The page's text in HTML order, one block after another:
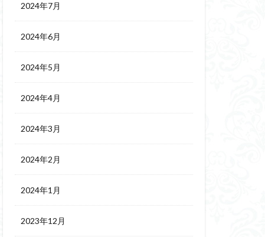
2024年7月
2024年6月
2024年5月
2024年4月
2024年3月
2024年2月
2024年1月
2023年12月